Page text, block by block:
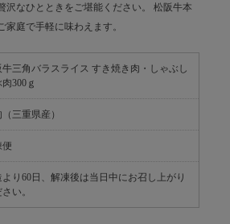
沢なひとときをご堪能ください。 松阪牛本
庭で手軽に味わえます。
牛三角バラスライス すき焼き肉・しゃぶし
肉300ｇ
三重県産）
便
より60日、解凍後は当日中にお召し上がり
い。